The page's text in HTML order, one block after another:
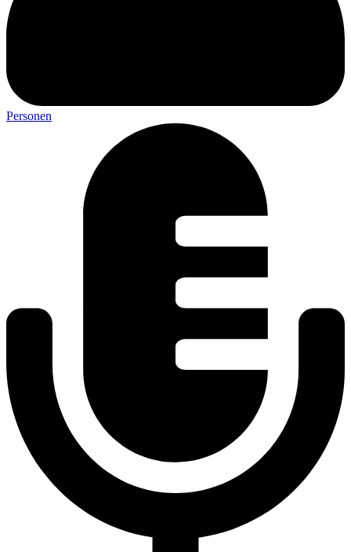
Personen